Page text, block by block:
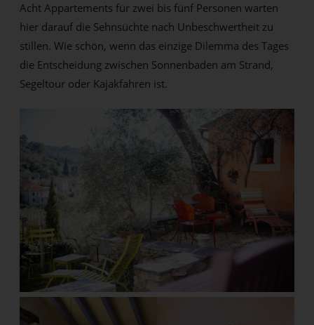
Acht Appartements für zwei bis fünf Personen warten
hier darauf die Sehnsüchte nach Unbeschwertheit zu
stillen. Wie schön, wenn das einzige Dilemma des Tages
die Entscheidung zwischen Sonnenbaden am Strand,
Segeltour oder Kajakfahren ist.